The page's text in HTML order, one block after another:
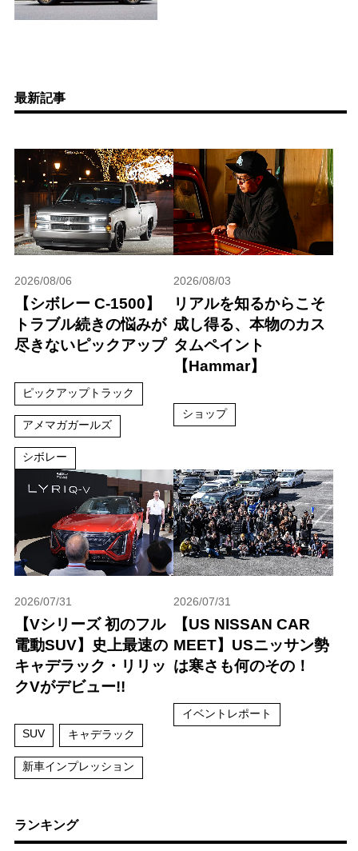
最新記事
2026/08/06
【シボレー C-1500】
トラブル続きの悩みが
尽きないピックアップ
ピックアップトラック
アメマガガールズ
シボレー
2026/08/03
リアルを知るからこそ
成し得る、本物のカス
タムペイント
【Hammar】
ショップ
2026/07/31
【Vシリーズ 初のフル
電動SUV】史上最速の
キャデラック・リリッ
クVがデビュー!!
SUV キャデラック
新車インプレッション
2026/07/31
【US NISSAN CAR
MEET】USニッサン勢
は寒さも何のその！
イベントレポート
ランキング